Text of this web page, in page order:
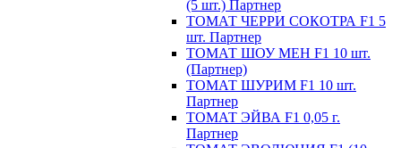
(5 шт.) Партнер
ТОМАТ ЧЕРРИ СОКОТРА F1 5
шт. Партнер
ТОМАТ ШОУ МЕН F1 10 шт.
(Партнер)
ТОМАТ ШУРИМ F1 10 шт.
Партнер
ТОМАТ ЭЙВА F1 0,05 г.
Партнер